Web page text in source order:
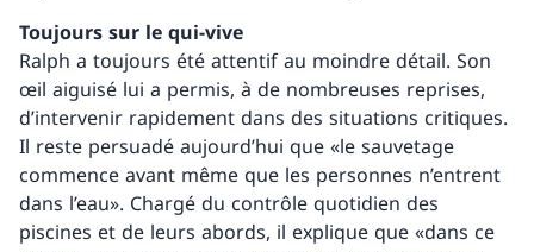
Toujours sur le qui-vive
Ralph a toujours été attentif au moindre détail. Son
œil aiguisé lui a permis, à de nombreuses reprises,
d’intervenir rapidement dans des situations critiques.
Il reste persuadé aujourd’hui que «le sauvetage
commence avant même que les personnes n’entrent
dans l’eau». Chargé du contrôle quotidien des
piscines et de leurs abords, il explique que «dans ce